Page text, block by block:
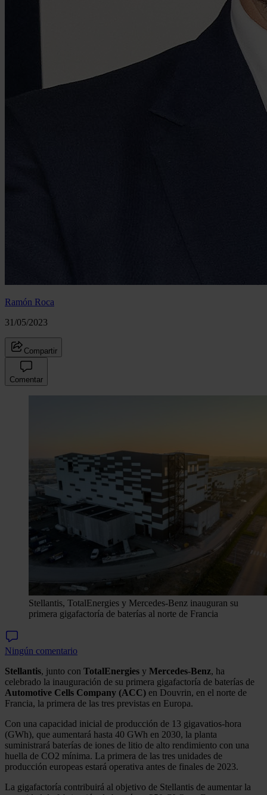
Ramón Roca
31/05/2023
Compartir
Comentar
Stellantis, TotalEnergies y Mercedes-Benz inauguran su
primera gigafactoría de baterías al norte de Francia
Ningún comentario
Stellantis, junto con TotalEnergies y Mercedes-Benz, ha
celebrado la inauguración de su primera gigafactoría de baterías de
Automotive Cells Company (ACC) en Douvrin, en el norte de
Francia, la primera de las tres previstas en Europa.
Con una capacidad inicial de producción de 13 gigavatios-hora
(GWh), que aumentará hasta 40 GWh en 2030, la planta
suministrará baterías de iones de litio de alto rendimiento con una
huella de CO2 mínima. La primera de las tres unidades de
producción europeas estará operativa antes de finales de 2023.
La gigafactoría contribuirá al objetivo de Stellantis de aumentar la